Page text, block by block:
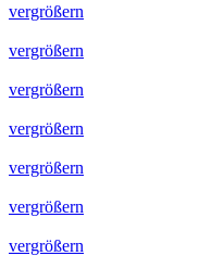
vergrößern
vergrößern
vergrößern
vergrößern
vergrößern
vergrößern
vergrößern